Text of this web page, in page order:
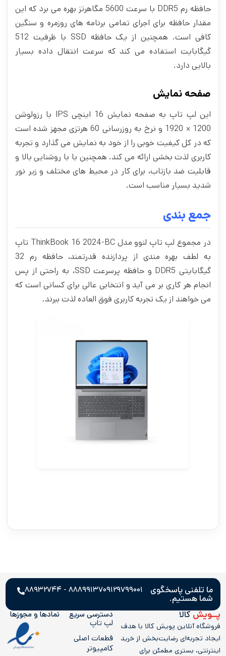
حافظه رم DDR5 با سرعت 5600 مگاهرتز بهره می برد که این
مقدار حافظه برای اجرای تمامی برنامه های روزمره و سنگین
کافی است. همچنین از یک حافظه SSD با ظرفیت 512
گیگابایت استفاده می‌ کند که سرعت انتقال داده بسیار
بالایی دارد.
صفحه نمایش
این لپ تاپ به صفحه نمایش 16 اینچی IPS با رزولوشن
1200 × 1920 و نرخ به روزرسانی 60 هرتزی مجهز شده است
که در کل کیفیت خوبی را از خود به نمایش می‌ گذارد و تجربه
کاربری لذت‌ بخشی ارائه می‌ کند. همچنین با با روشنایی بالا و
قابلیت ضد بازتاب، برای کار در محیط‌ های مختلف و زیر نور
شدید بسیار مناسب است.
جمع بندی
در مجموع لپ تاپ لنوو مدل ThinkBook 16 2024-BC تاپ
به لطف بهره‌ مندی از پردازنده‌ قدرتمند، حافظه‌ رم 32
گیگابایتی DDR5 و حافظه پرسرعت SSD، به راحتی از پس
انجام هر کاری بر می‌ آید و انتخابی عالی برای کسانی است که
می‌ خواهند از یک تجربه کاربری فوق‌ العاده لذت ببرند.
ما تلفنی پاسخگوی
شما هستیم.
۰۹۱۲۹۷۹۹۰۰۱۸۸۸۹۹۱۳۷ - ۸۸۹۳۲۷۴۴
پــویشکالا
فروشگاه آنلاین پویش کالا با هدف
ایجاد تجربه‌ای رضایت‌بخش از خرید
اینترنتی، بستری مطمئن برای
دسترسی سریع
لپ تاپ
قطعات اصلی
کامپیوتر
نمادها و مجوز‌ها